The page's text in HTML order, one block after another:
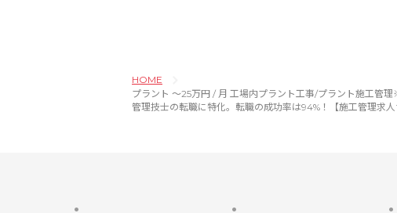
HOME
プラント 〜25万円 / 月 工場内プラント工事/プラント施工
管理技士の転職に特化。転職の成功率は94%！【施工管理求人